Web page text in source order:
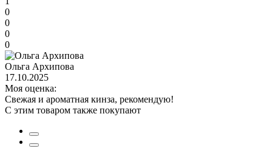
0
0
0
0
Ольга Архипова
17.10.2025
Моя оценка:
Свежая и ароматная кинза, рекомендую!
С этим товаром также покупают